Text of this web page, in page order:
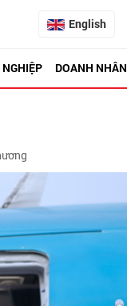
English
DOANH NHÂN